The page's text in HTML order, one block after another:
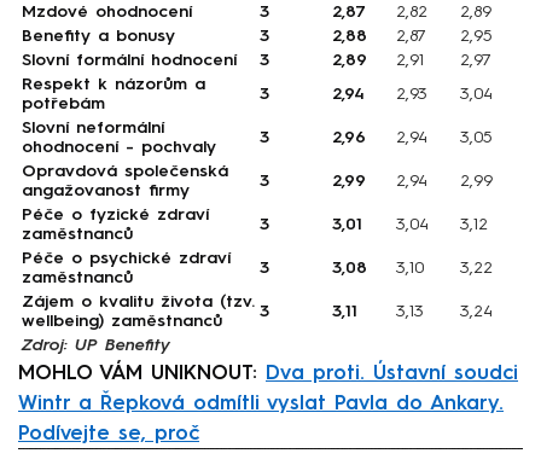
Mzdové ohodnocení
3 2,87 2,82
2,89
Benefity a bonusy
3 2,88 2,87
2,95
Slovní formální hodnocení
3 2,89 2,91
2,97
Respekt k názorům a
potřebám
3 2,94 2,93
3,04
Slovní neformální
ohodnocení - pochvaly
3 2,96 2,94
3,05
Opravdová společenská
angažovanost firmy
3 2,99 2,94
2,99
Péče o fyzické zdraví
zaměstnanců
3 3,01 3,04
3,12
Péče o psychické zdraví
zaměstnanců
3 3,08 3,10
3,22
Zájem o kvalitu života (tzv.
wellbeing) zaměstnanců
3 3,11 3,13
3,24
Zdroj: UP Benefity
MOHLO VÁM UNIKNOUT:
Dva proti. Ústavní soudci
Wintr a Řepková odmítli vyslat Pavla do Ankary.
Podívejte se, proč